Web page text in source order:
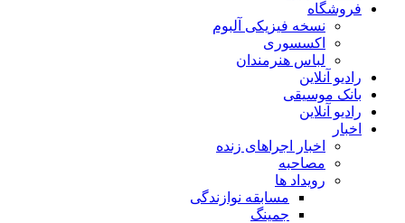
فروشگاه
نسخه فیزیکی آلبوم
اکسسوری
لباس هنرمندان
رادیو آنلاین
بانک موسیقی
رادیو آنلاین
اخبار
اخبار اجراهای زنده
مصاحبه
رویداد ها
مسابقه نوازندگی
جمینگ